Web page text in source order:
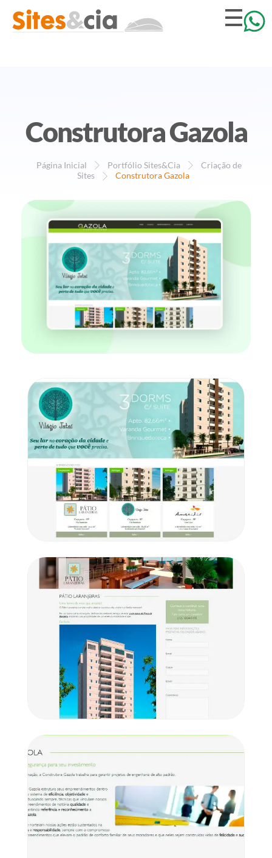
Página Inicial Portfólio Sites&Cia
Criação de
Sites
Construtora Gazola
Construtora Gazola